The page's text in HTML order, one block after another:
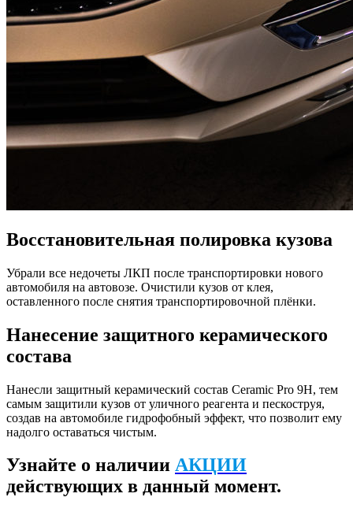
Восстановительная полировка кузова
Убрали все недочеты ЛКП после транспортировки нового
автомобиля на автовозе. Очистили кузов от клея,
оставленного после снятия транспортировочной плёнки.
Нанесение защитного керамического
состава
Нанесли защитный керамический состав Ceramic Pro 9H, тем
самым защитили кузов от уличного реагента и пескоструя,
создав на автомобиле гидрофобный эффект, что позволит ему
надолго оставаться чистым.
Узнайте о наличии АКЦИИ
действующих в данный момент.